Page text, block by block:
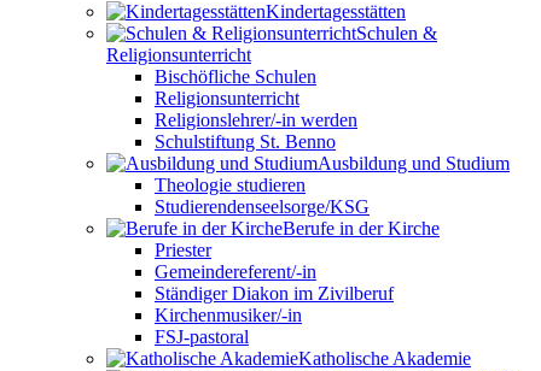
Kindertagesstätten
Schulen &
Religionsunterricht
Bischöfliche Schulen
Religionsunterricht
Religionslehrer/-in werden
Schulstiftung St. Benno
Ausbildung und Studium
Theologie studieren
Studierendenseelsorge/KSG
Berufe in der Kirche
Priester
Gemeindereferent/-in
Ständiger Diakon im Zivilberuf
Kirchenmusiker/-in
FSJ-pastoral
Katholische Akademie